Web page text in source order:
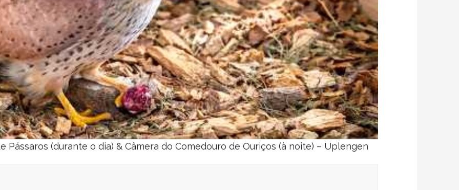
Pássaros (durante o dia) & Câmera do Comedouro de Ouriços (à noite) – Uplengen